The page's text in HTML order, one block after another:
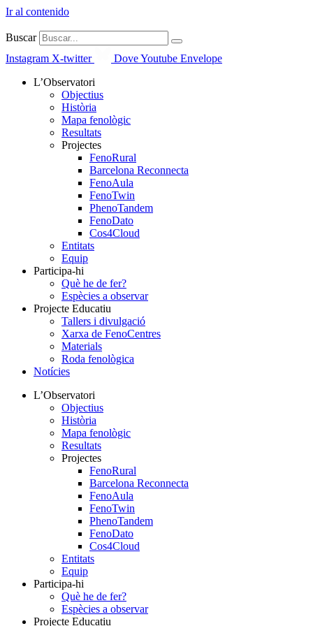
Ir al contenido
Buscar
Instagram X-twitter DoveYoutube Envelope
L’Observatori
Objectius
Història
Mapa fenològic
Resultats
Projectes
FenoRural
Barcelona Reconnecta
FenoAula
FenoTwin
PhenoTandem
FenoDato
Cos4Cloud
Entitats
Equip
Participa-hi
Què he de fer?
Espècies a observar
Projecte Educatiu
Tallers i divulgació
Xarxa de FenoCentres
Materials
Roda fenològica
Notícies
L’Observatori
Objectius
Història
Mapa fenològic
Resultats
Projectes
FenoRural
Barcelona Reconnecta
FenoAula
FenoTwin
PhenoTandem
FenoDato
Cos4Cloud
Entitats
Equip
Participa-hi
Què he de fer?
Espècies a observar
Projecte Educatiu